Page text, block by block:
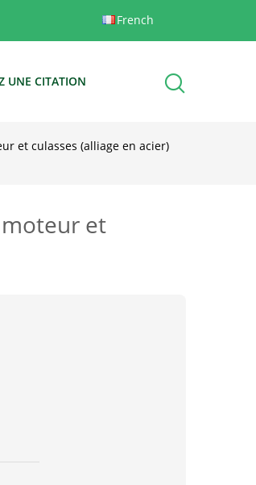
French
UNE CITATION
et culasses (alliage en acier)
et